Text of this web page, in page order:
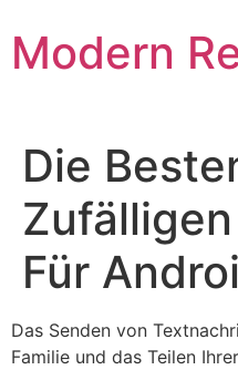
to
content
Modern
Die
Für
Das Senden von
Familie und das Teilen